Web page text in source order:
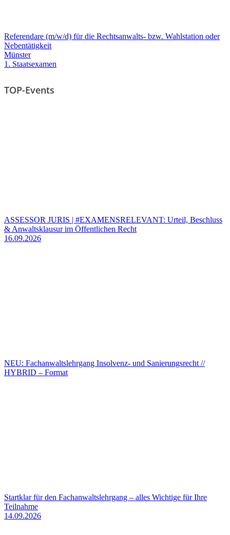
Referendare (m/w/d) für die Rechtsanwalts- bzw. Wahlstation oder
Nebentätigkeit
Münster
1. Staatsexamen
TOP-Events
ASSESSOR JURIS | #EXAMENSRELEVANT: Urteil, Beschluss
& Anwaltsklausur im Öffentlichen Recht
16.09.2026
NEU: Fachanwaltslehrgang Insolvenz- und Sanierungsrecht //
HYBRID – Format
Startklar für den Fachanwaltslehrgang – alles Wichtige für Ihre
Teilnahme
14.09.2026